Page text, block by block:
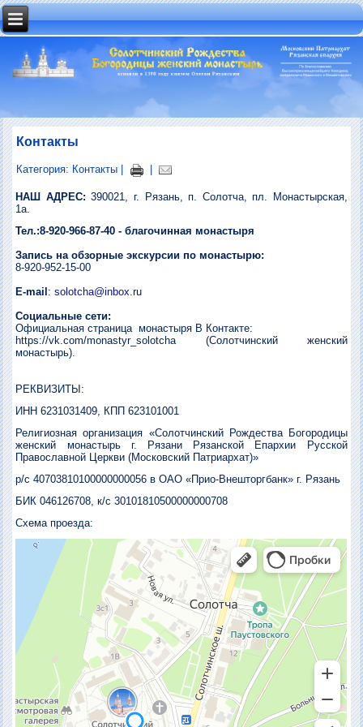
Контакты
Категория: Контакты
НАШ АДРЕС:390021, г. Рязань, п. Солотча, пл. Монастырская,
1а.
Тел.:8-920-966-87-40 - благочинная монастыря
Запись на обзорные экскурсии по монастырю:
8-920-952-15-00
E-mail:solotcha@inbox.ru
Социальные сети:
Официальная страница монастыря В Контакте:
https://vk.com/monastyr_solotcha (Солотчинский женский
монастырь).
РЕКВИЗИТЫ:
ИНН 6231031409, КПП 623101001
Религиозная организация «Солотчинский Рождества Богородицы
женский монастырь г. Рязани Рязанской Епархии Русской
Православной Церкви (Московский Патриархат)»
р/с 40703810100000000056 в ОАО «Прио-Внешторгбанк» г. Рязань
БИК 046126708, к/с 30101810500000000708
Схема проезда: